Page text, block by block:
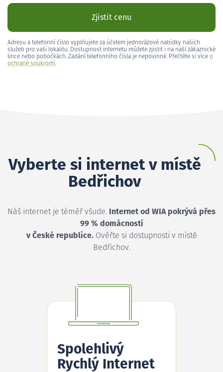
Zjistit cenu
Adresu a telefonní číslo vyplňujete za účelem jednorázové nabídky našich
služeb pro vaši lokalitu. Dostupnost internetu můžete zjistit i na naší zákaznické
lince nebo pobočkách. Zadání telefonního čísla je nepovinné. Přečtěte si více o
ochraně soukromí.
Vyberte si internet v místě
Bedřichov
Náš internet je téměř všude. Internet od WIA pokrývá přes
99 % domácností
v České republice.Ověřte si dostupnosti v místě
Bedřichov.
Spolehlivý
Rychlý Internet